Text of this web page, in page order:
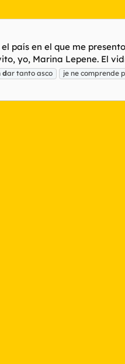
país en el que me
yo, Marina Lepene. El
dar tanto asco je ne comprende